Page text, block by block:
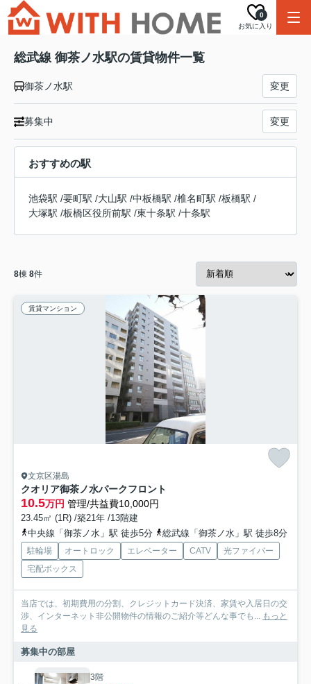
お気に入り
0
総武線 御茶ノ水駅の賃貸物件一覧
御茶ノ水駅 変更
募集中 変更
おすすめの駅
池袋駅 /要町駅 /大山駅 /中板橋駅 /椎名町駅 /板橋駅 /
大塚駅 /板橋区役所前駅 /東十条駅 /十条駅
8棟 8件
賃貸マンション
文京区湯島
クオリア御茶ノ水パークフロント
10.5万円 管理/共益費10,000円
23.45㎡ (1R) /築21年 /13階建
中央線「御茶ノ水」駅 徒歩5分
総武線「御茶ノ水」駅 徒歩8分
駐輪場 オートロック エレベーター CATV
光ファイバー
宅配ボックス
当店では、初期費用の分割、クレジットカード決済、家賃や入居日の交
渉、インターネット非公開物件の情報のご紹介等どんな事でも... もっと
見る
募集中の部屋
3階